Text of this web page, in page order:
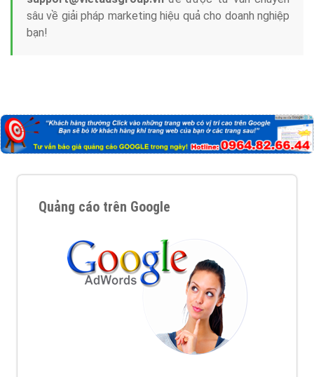
sâu về giải pháp marketing hiệu quả cho doanh nghiệp
bạn!
Quảng cáo trên Google